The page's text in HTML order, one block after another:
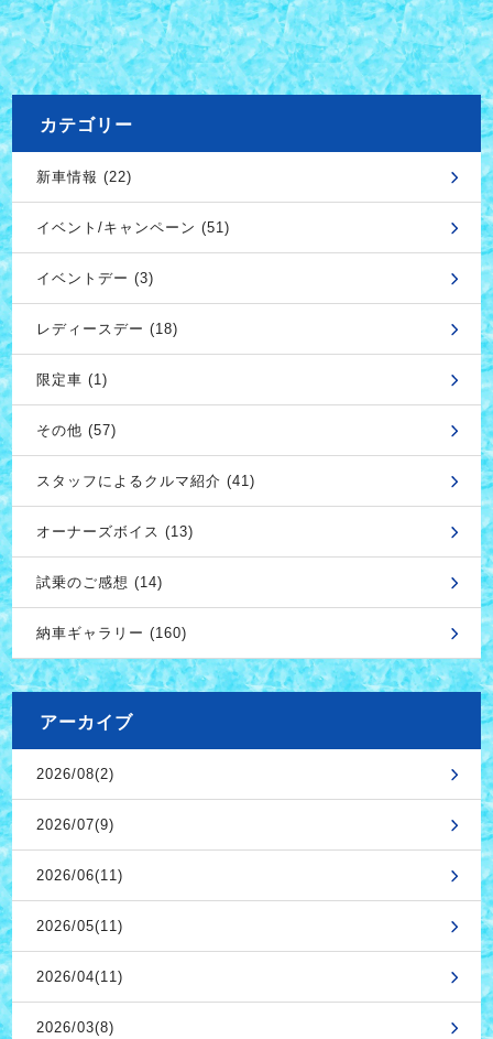
カテゴリー
新車情報 (22)
イベント/キャンペーン (51)
イベントデー (3)
レディースデー (18)
限定車 (1)
その他 (57)
スタッフによるクルマ紹介 (41)
オーナーズボイス (13)
試乗のご感想 (14)
納車ギャラリー (160)
アーカイブ
2026/08(2)
2026/07(9)
2026/06(11)
2026/05(11)
2026/04(11)
2026/03(8)